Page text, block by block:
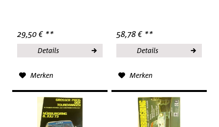
29,50 € **
Details
Merken
58,78 € **
Details
Merken